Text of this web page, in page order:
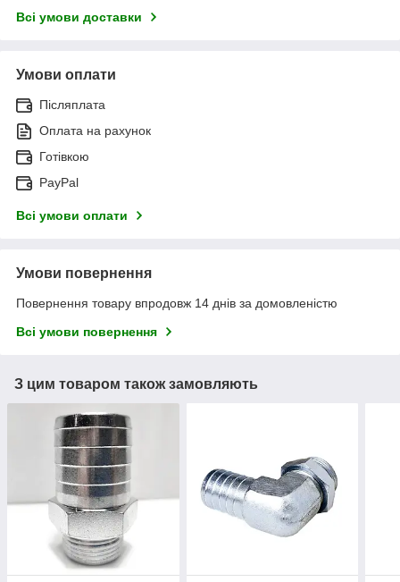
Всі умови доставки
Умови оплати
Післяплата
Оплата на рахунок
Готівкою
PayPal
Всі умови оплати
Умови повернення
Повернення товару впродовж 14 днів за домовленістю
Всі умови повернення
З цим товаром також замовляють